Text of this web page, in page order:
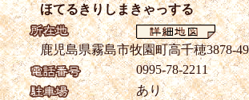
ほてるきりしまきゃっする
鹿児島県霧島市牧園町高千穂3878-49
0995-78-2211
あり